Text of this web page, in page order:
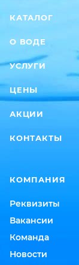
КАТАЛОГ
О ВОДЕ
УСЛУГИ
ЦЕНЫ
АКЦИИ
КОНТАКТЫ
КОМПАНИЯ
Реквизиты
Вакансии
Команда
Новости